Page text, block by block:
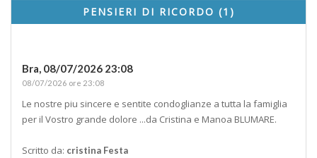
PENSIERI DI RICORDO (1)
Bra, 08/07/2026 23:08
08/07/2026 ore 23:08
Le nostre piu sincere e sentite condoglianze a tutta la famiglia
per il Vostro grande dolore ...da Cristina e Manoa BLUMARE.
Scritto da: cristina Festa